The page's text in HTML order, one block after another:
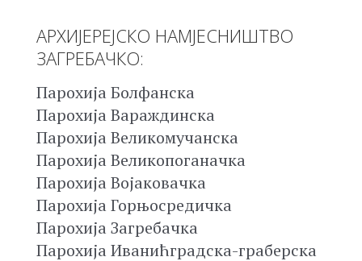
АРХИЈЕРЕЈСКО НАМЈЕСНИШТВО
ЗАГРЕБАЧКО:
Парохија Болфанска
Парохија Вараждинска
Парохија Великомучанска
Парохија Великопоганачка
Парохија Војаковачка
Парохија Горњосредичка
Парохија Загребачка
Парохија Иванићградска-граберска